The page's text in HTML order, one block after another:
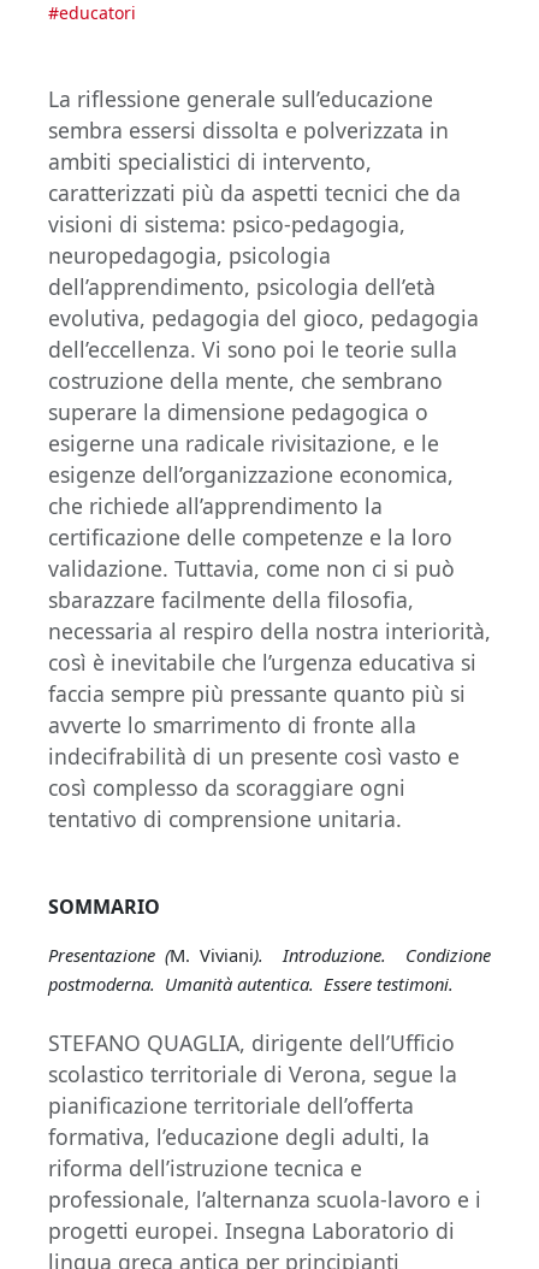
#educatori
La riflessione generale sull’educazione
sembra essersi dissolta e polverizzata in
ambiti specialistici di intervento,
caratterizzati più da aspetti tecnici che da
visioni di sistema: psico-pedagogia,
neuropedagogia, psicologia
dell’apprendimento, psicologia dell’età
evolutiva, pedagogia del gioco, pedagogia
dell’eccellenza. Vi sono poi le teorie sulla
costruzione della mente, che sembrano
superare la dimensione pedagogica o
esigerne una radicale rivisitazione, e le
esigenze dell’organizzazione economica,
che richiede all’apprendimento la
certificazione delle competenze e la loro
validazione. Tuttavia, come non ci si può
sbarazzare facilmente della filosofia,
necessaria al respiro della nostra interiorità,
così è inevitabile che l’urgenza educativa si
faccia sempre più pressante quanto più si
avverte lo smarrimento di fronte alla
indecifrabilità di un presente così vasto e
così complesso da scoraggiare ogni
tentativo di comprensione unitaria.
SOMMARIO
Presentazione (M. Viviani). Introduzione. Condizione
postmoderna. Umanità autentica. Essere testimoni.
STEFANO QUAGLIA, dirigente dell’Ufficio
scolastico territoriale di Verona, segue la
pianificazione territoriale dell’offerta
formativa, l’educazione degli adulti, la
riforma dell’istruzione tecnica e
professionale, l’alternanza scuola-lavoro e i
progetti europei. Insegna Laboratorio di
lingua greca antica per principianti